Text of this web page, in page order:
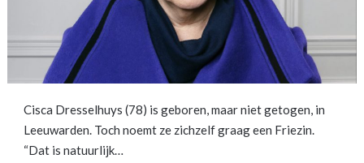
Cisca Dresselhuys (78) is geboren, maar niet getogen, in
Leeuwarden. Toch noemt ze zichzelf graag een Friezin.
“Dat is natuurlijk…